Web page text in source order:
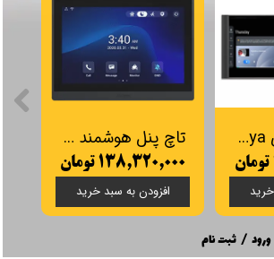
تاچ پنل هوشمند Akuvox مدل IT88A
۱۳۸,۳۲۰,۰۰۰ تومان
افزودن به سبد خرید
تاچ‌پنل صوتی JX12Tuya
ورود / ثبت نام